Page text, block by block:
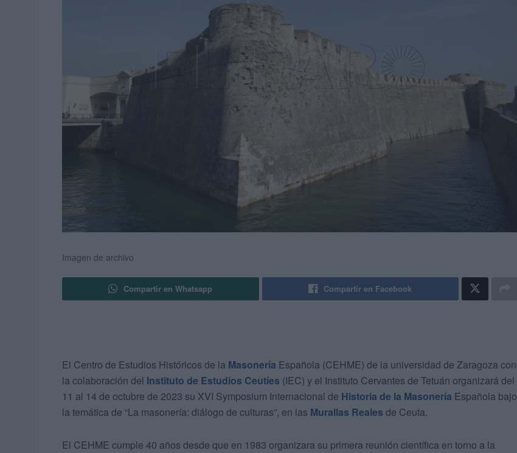
Imagen de archivo
Compartir en Whatsapp Compartir en Facebook
El Centro de Estudios Históricos de la Masonería Española (CEHME) de la universidad de Zaragoza con
la colaboración del Instituto de Estudios Ceutíes (IEC) y el Instituto Cervantes de Tetuán organizará del
11 al 14 de octubre de 2023 su XVI Symposium Internacional de Historia de la Masonería Española bajo
la temática de “La masonería: diálogo de culturas”, en las Murallas Reales de Ceuta.
El CEHME cumple 40 años desde que en 1983 organizara su primera reunión científica en torno a la